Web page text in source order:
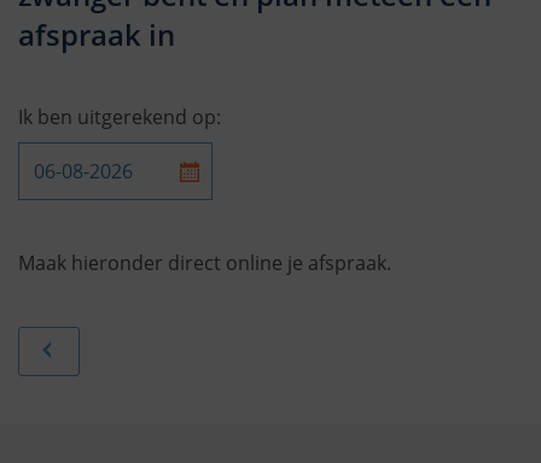
afspraak in
Ik ben uitgerekend op:
Maak hieronder direct online je afspraak.